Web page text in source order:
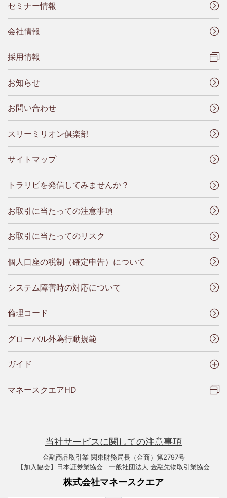
セミナー情報
会社情報
採用情報
お知らせ
お問い合わせ
スリーミリオン俱楽部
サイトマップ
トラリピを発信してみませんか？
お取引に当たっての注意事項
お取引に当たってのリスク
個人口座の税制（確定申告）について
システム障害時の対応について
倫理コード
グローバル外為行動規範
ガイド
マネースクエアHD
当社サービスに関しての注意事項
金融商品取引業 関東財務局長（金商）第2797号
【加入協会】日本証券業協会 一般社団法人 金融先物取引業協会
株式会社マネースクエア